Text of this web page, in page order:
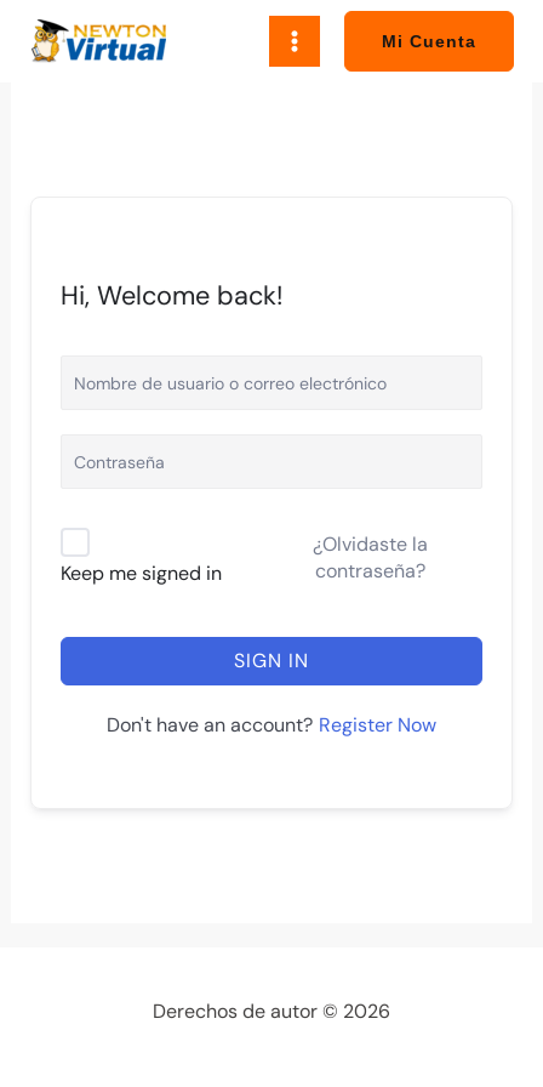
Mi Cuenta
Hi, Welcome back!
Keep me signed in
¿Olvidaste la
contraseña?
SIGN IN
Don't have an account? Register Now
Derechos de autor © 2026